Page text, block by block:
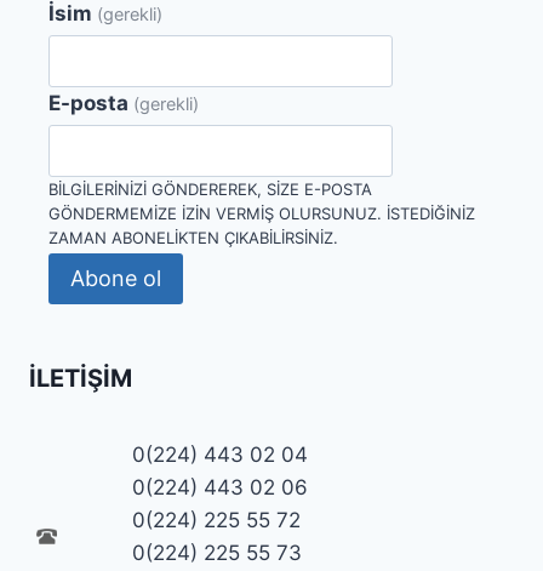
İsim (gerekli)
E-posta (gerekli)
BILGILERINIZI GÖNDEREREK, SIZE E-POSTA
GÖNDERMEMIZE IZIN VERMIŞ OLURSUNUZ. İSTEDIĞINIZ
ZAMAN ABONELIKTEN ÇIKABILIRSINIZ.
Abone ol
İLETIŞIM
0(224) 443 02 04
0(224) 443 02 06
0(224) 225 55 72
0(224) 225 55 73